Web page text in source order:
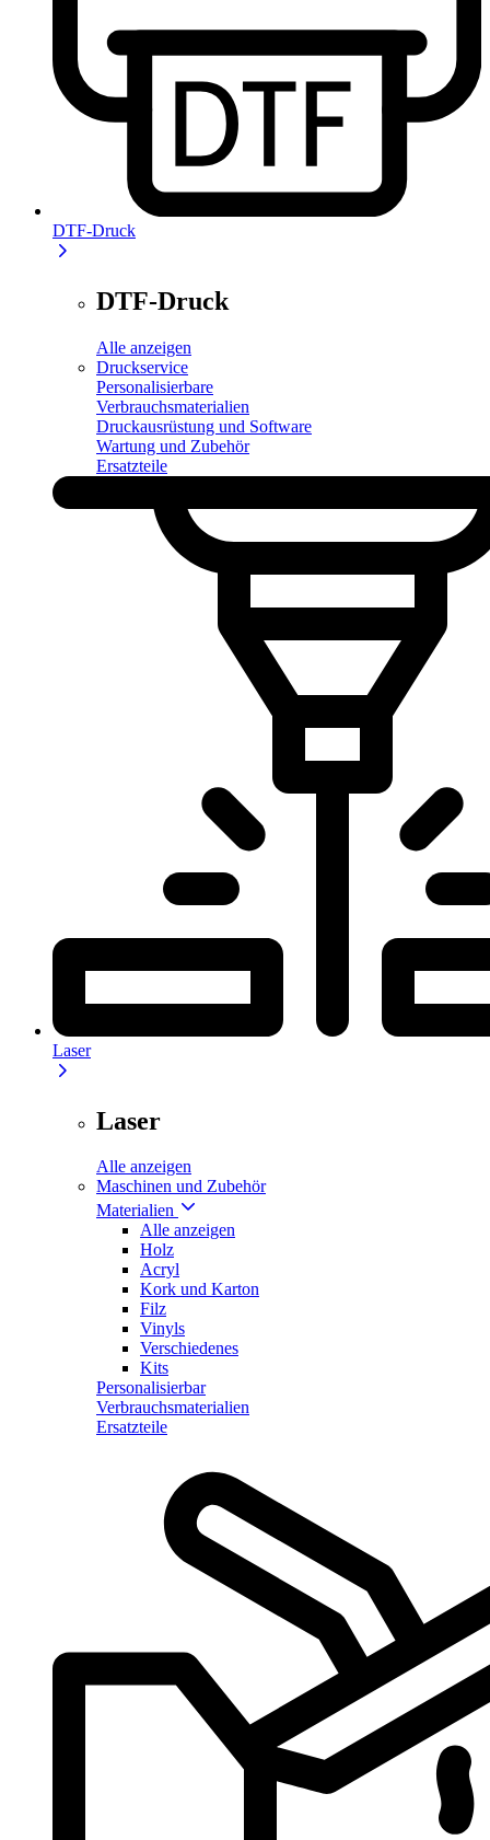
DTF-Druck
DTF-Druck
Alle anzeigen
Druckservice
Personalisierbare
Verbrauchsmaterialien
Druckausrüstung und Software
Wartung und Zubehör
Ersatzteile
Laser
Laser
Alle anzeigen
Maschinen und Zubehör
Materialien
Alle anzeigen
Holz
Acryl
Kork und Karton
Filz
Vinyls
Verschiedenes
Kits
Personalisierbar
Verbrauchsmaterialien
Ersatzteile